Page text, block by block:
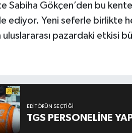
Sabiha Gökçen’den bu
ediyor. Yeni seferle birlikte
uluslararası pazardaki etkisi
EDITÖRÜN SEÇTIĞI
TGS PERSONELİNE